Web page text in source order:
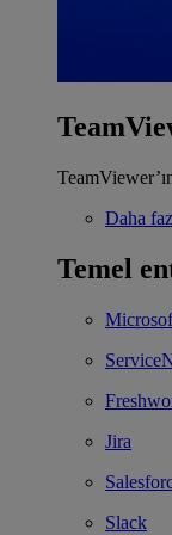
Daha
Temel
Jira
Slack